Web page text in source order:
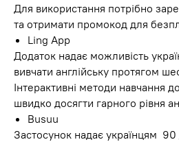
Для використання потрібно
та отримати промокод для
Ling App
Додаток надає можливість
вивчати англійську протягом
Інтерактивні методи навчання
швидко досягти гарного рівня
Busuu
Застосунок надає українцям 90